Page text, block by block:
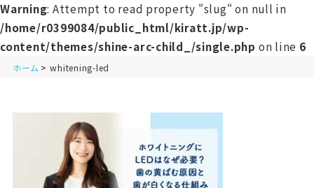
Warning: Attempt to read property "slug" on null in
/home/r0399084/public_html/kiratt.jp/wp-
content/themes/shine-arc-child_/single.php on line 6
ホーム whitening-led